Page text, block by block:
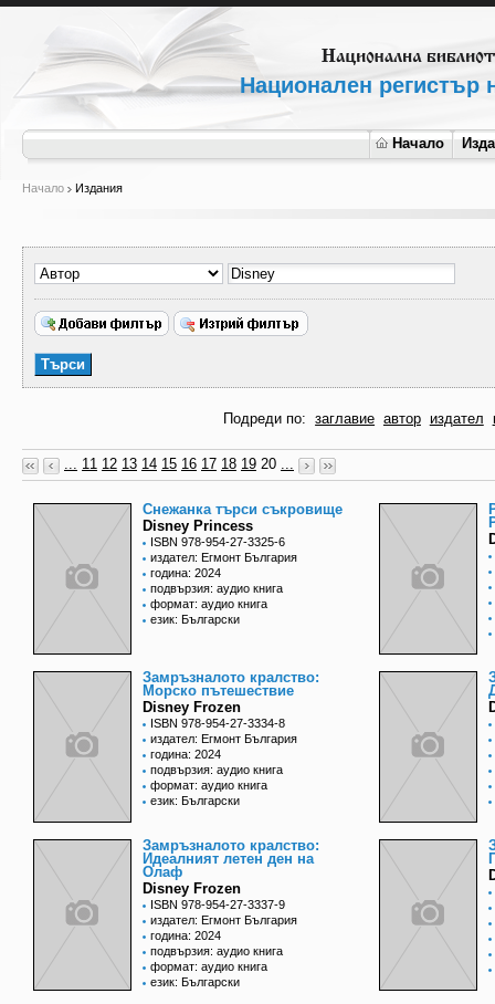
Национален регистър
Начало
Начало Издания
Подреди по: заглавие автор издател
... 11 12 13 14 15 16 17 18 19 20 ...
Снежанка търси съкровище
Disney Princess
ISBN 978-954-27-3325-6
издател: Егмонт България
година: 2024
подвързия: аудио книга
формат: аудио книга
език: Български
Замръзналото кралство:
Морско пътешествие
Disney Frozen
ISBN 978-954-27-3334-8
издател: Егмонт България
година: 2024
подвързия: аудио книга
формат: аудио книга
език: Български
Замръзналото кралство:
Идеалният летен ден на
Олаф
Disney Frozen
ISBN 978-954-27-3337-9
издател: Егмонт България
година: 2024
подвързия: аудио книга
формат: аудио книга
език: Български